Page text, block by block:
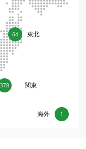
64 東北
378 関東
1
海外